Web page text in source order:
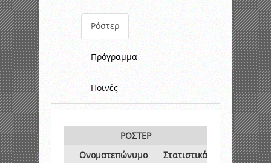
Ρόστερ
Πρόγραμμα
Ποινές
ΡΟΣΤΕΡ
Ονοματεπώνυμο
Στατιστικά